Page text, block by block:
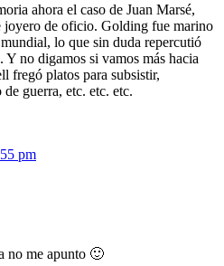
ahora el caso de Juan Marsé,
joyero de oficio. Golding fue marino
lo que sin duda repercutió
Y no digamos si vamos más hacia
fregó platos para subsistir,
guerra, etc. etc. etc.
pm
no me apunto 🙂